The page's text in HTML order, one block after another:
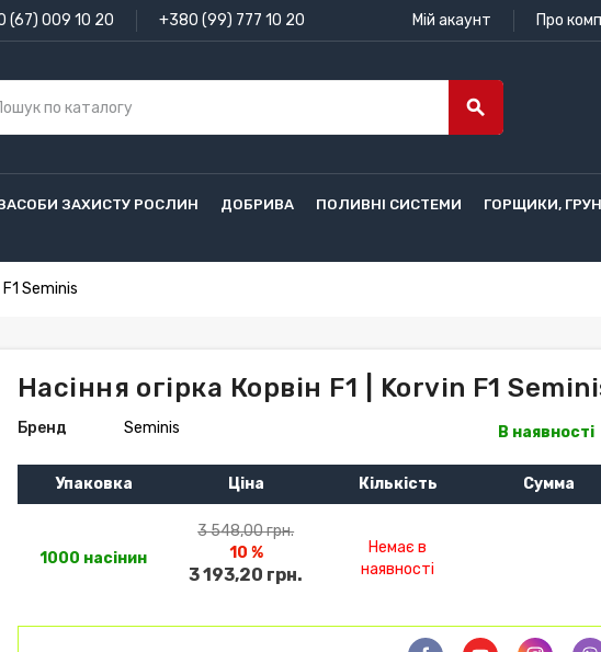
(67) 009 10 20 +380 (99) 777 10 20 Мій акаунт Про
search
ЗАХИСТУ РОСЛИН ДОБРИВА ПОЛИВНІ СИСТЕМИ ГОРЩИКИ,
F1 Seminis
Насіння огірка Корвін F1 | Korvin F1
Бренд Seminis В наявності
Упаковка Ціна Кількість Сумма
1000 насінин
3 548,00 грн.
10 %
3 193,20 грн.
Немає в
наявності